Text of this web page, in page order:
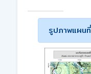
รูปภาพแผน